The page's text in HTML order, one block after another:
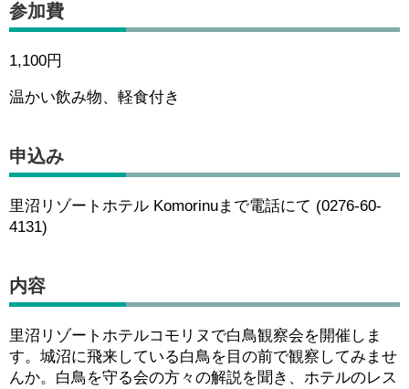
参加費
1,100円
温かい飲み物、軽食付き
申込み
里沼リゾートホテル Komorinuまで電話にて (0276-60-
4131)
内容
里沼リゾートホテルコモリヌで白鳥観察会を開催しま
す。城沼に飛来している白鳥を目の前で観察してみませ
んか。白鳥を守る会の方々の解説を聞き、ホテルのレス